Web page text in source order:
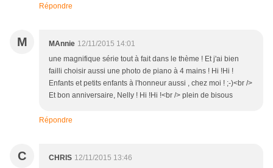
Répondre
M MAnnie 12/11/2015 14:01
une magnifique série tout à fait dans le thème ! Et j'ai bien
failli choisir aussi une photo de piano à 4 mains ! Hi !Hi !
Enfants et petits enfants à l'honneur aussi , chez moi ! ;-)<br />
Et bon anniversaire, Nelly ! Hi !Hi !<br /> plein de bisous
Répondre
C CHRIS 12/11/2015 13:46